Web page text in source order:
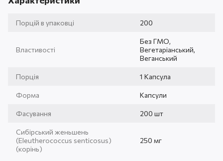
Порцій в упаковці 200
Властивості
Без ГМО,
Вегетаріанський,
Веганський
Порція 1 Капсула
Форма Капсули
Фасування 200 шт
Сибірський женьшень
(Eleutherococcus senticosus)
(корінь)
250 мг